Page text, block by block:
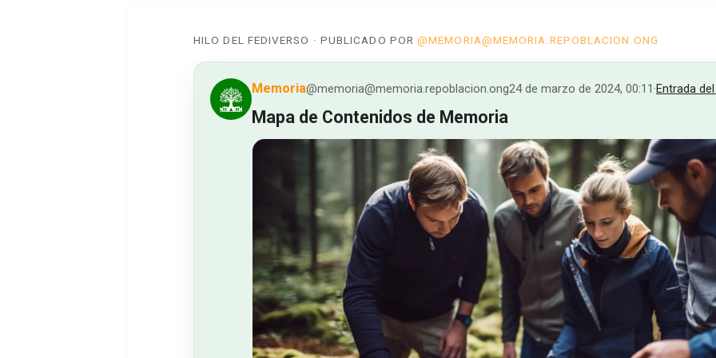
HILO DEL FEDIVERSO · PUBLICADO POR@MEMORIA@MEMORIA.REPOBLACION.ONG
Memoria@memoria@memoria.repoblacion.ong24 de marzo de 2024, 00:11 ·Entrada
Mapa de Contenidos de Memoria